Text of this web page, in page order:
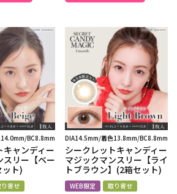
BC8.8mm
キャンディー
スリー【ベー
ット)
寄せ
DIA14.5mm/着色13.8mm/BC8.8mm
シークレットキャンディー
マジックマンスリー【ライ
トブラウン】(2箱セット)
WEB限定
取り寄せ